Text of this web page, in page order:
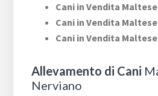
Cani in Vendita
Cani in Vendita
Cani in Vendita Maltese
Allevamento di Cani
Nerviano